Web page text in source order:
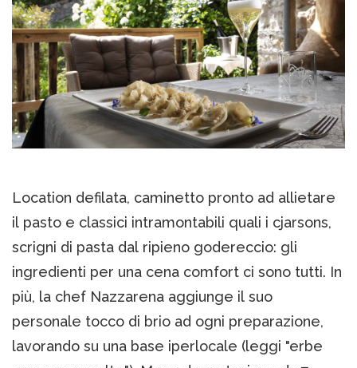
Location defilata, caminetto pronto ad allietare
il pasto e classici intramontabili quali i cjarsons,
scrigni di pasta dal ripieno godereccio: gli
ingredienti per una cena comfort ci sono tutti. In
più, la chef Nazzarena aggiunge il suo
personale tocco di brio ad ogni preparazione,
lavorando su una base iperlocale (leggi "erbe